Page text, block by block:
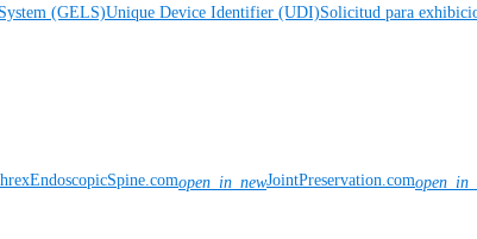
(GELS)Unique Device Identifier (UDI)Solicitud para
open_in_newJointPreservation.com